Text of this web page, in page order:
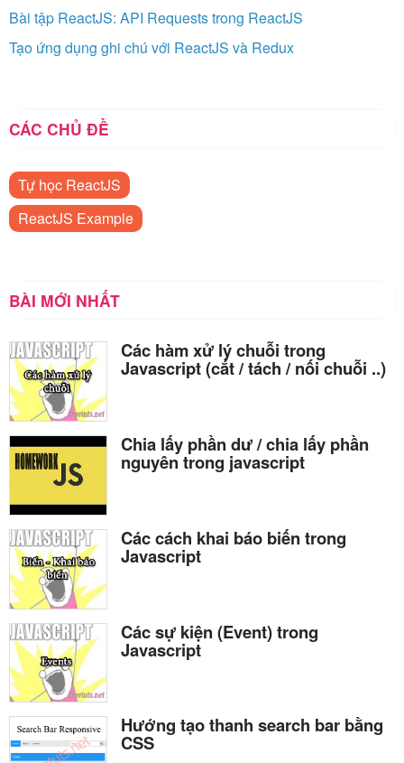
Bài tập ReactJS: API Requests trong ReactJS
Tạo ứng dụng ghi chú với ReactJS và Redux
CÁC CHỦ ĐỀ
Tự học ReactJS
ReactJS Example
BÀI MỚI NHẤT
Các hàm xử lý chuỗi trong
Javascript (cắt / tách / nối chuỗi ..)
Chia lấy phần dư / chia lấy phần
nguyên trong javascript
Các cách khai báo biến trong
Javascript
Các sự kiện (Event) trong
Javascript
Hướng tạo thanh search bar bằng
CSS